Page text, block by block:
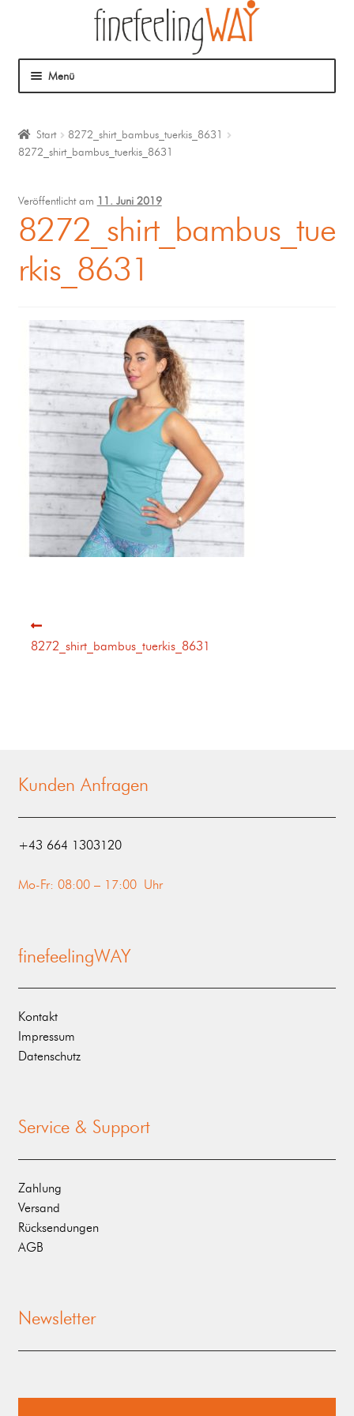
Menü
Mein Angebot
Coaching
Klangmassage
Start
8272_shirt_bambus_tuerkis_8631
8272_shirt_bambus_tuerkis_8631
Veröffentlicht am 11. Juni 2019
8272_shirt_bambus_tue
rkis_8631
8272_shirt_bambus_tuerkis_8631
Kunden Anfragen
‭+43 664 1303120‬
Mo-Fr: 08:00 – 17:00 Uhr
finefeelingWAY
Kontakt
Impressum
Datenschutz
Service & Support
Zahlung
Versand
Rücksendungen
AGB
Newsletter